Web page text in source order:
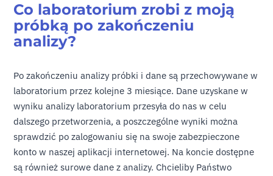
Co laboratorium zrobi z moją
próbką po zakończeniu
analizy?
Po zakończeniu analizy próbki i dane są przechowywane w
laboratorium przez kolejne 3 miesiące. Dane uzyskane w
wyniku analizy laboratorium przesyła do nas w celu
dalszego przetworzenia, a poszczególne wyniki można
sprawdzić po zalogowaniu się na swoje zabezpieczone
konto w naszej aplikacji internetowej. Na koncie dostępne
są również surowe dane z analizy. Chcieliby Państwo